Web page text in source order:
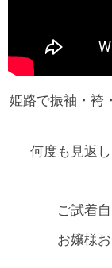
姫路で振袖・袴
何度も見返
ご試着
お嬢様